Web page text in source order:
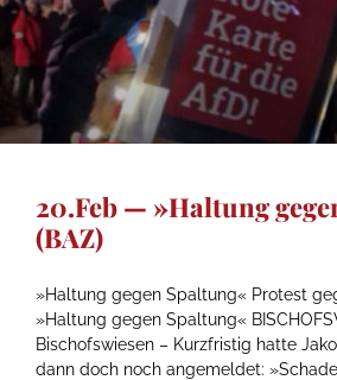
20.Feb — »Haltung
(BAZ)
»Haltung gegen Spaltung« Protest
»Haltung gegen Spaltung«
Bischofswiesen – Kurzfristig hatte
dann doch noch angemeldet: